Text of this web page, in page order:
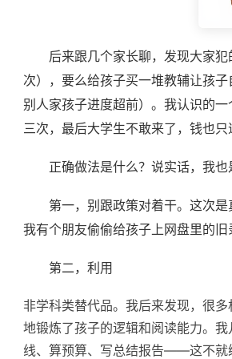
后来跟几个家长聊，发现大家
次），要么给孩子买一堆教辅让孩
别人家孩子进度超前）。我认识的
三次，最后大学生不敢来了，钱也只
正确做法是什么？说实话，我也
第一，别跟政策对着干。这次
我有个朋友偷偷给孩子上网盘里的
第二，利用
非学科类替代品。我后来发现，很
地锻炼了孩子的逻辑和阅读能力。
线、算预算、写总结报告——这不就